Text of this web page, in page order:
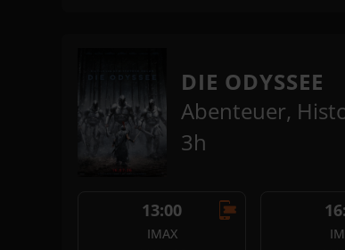
DIE ODYSSEE
Abenteuer,
3h
13:00
IMAX